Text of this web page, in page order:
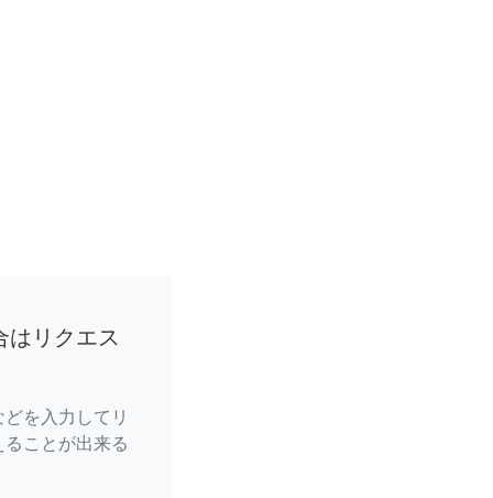
はリクエス
を入力してリ
ことが出来る